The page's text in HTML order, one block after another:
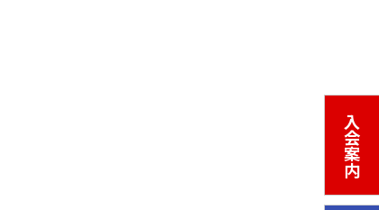
入会案内